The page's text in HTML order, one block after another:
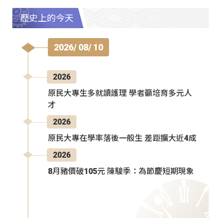
歷史上的今天
2026/ 08/ 10
2026
原民大專生多就讀護理 學者籲培育多元人
才
2026
原民大專在學率落後一般生 差距擴大近4成
2026
8月豬價破105元 陳駿季：為節慶短期現象